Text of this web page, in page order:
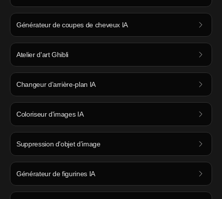
Générateur de coupes de cheveux IA
Atelier d'art Ghibli
Changeur d’arrière-plan IA
Coloriseur d'images IA
Suppression d’objet d’image
Générateur de figurines IA